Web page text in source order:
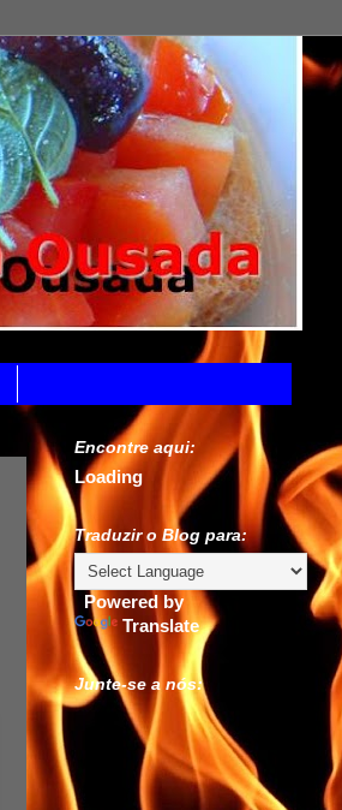
Encontre aqui:
Loading
Traduzir o Blog para:
Powered by
Translate
Junte-se a nós: